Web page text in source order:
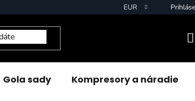
EUR
Gola sady Kompresory a náradie